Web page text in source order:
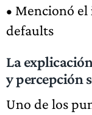
• Mencionó
defaults
La
y percepción
Uno de los